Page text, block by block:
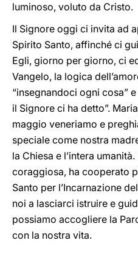
luminoso, voluto da Cristo.
Il Signore oggi ci invita ad
Spirito Santo, affinché ci
Egli, giorno per giorno, ci
Vangelo, la logica
“insegnandoci ogni cosa”
il Signore ci ha detto”.
maggio veneriamo e
speciale come nostra
la Chiesa e l’intera
coraggiosa, ha cooperato
Santo per l’Incarnazione
noi a lasciarci istruire e
possiamo accogliere la
con la nostra vita.